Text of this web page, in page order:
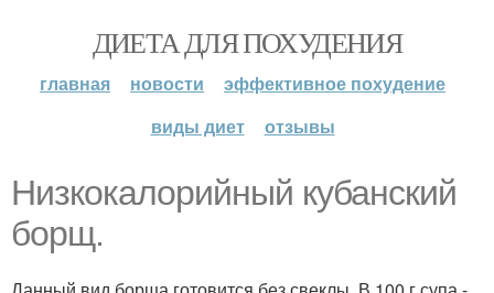
ДИЕТА ДЛЯ ПОХУДЕНИЯ
главная новости
эффективное похудение
виды диет
отзывы
Низкокалорийный кубанский
борщ.